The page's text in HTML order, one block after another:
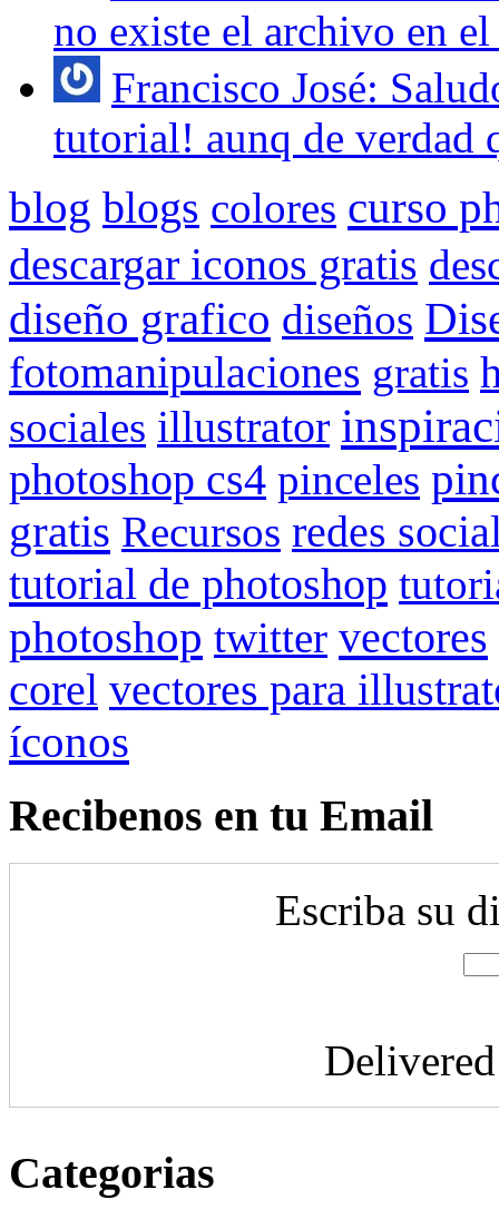
no existe el archivo en el
Francisco José:
tutorial! aunq de verdad
blog blogs colores curso
descargar iconos gratis
diseño grafico diseños
fotomanipulaciones gratis
sociales illustrator
photoshop cs4 pinceles
gratis Recursos redes
tutorial de photoshop
photoshop twitter vectores
corel vectores para
íconos
Recibenos en tu Email
Escriba su
Categorias